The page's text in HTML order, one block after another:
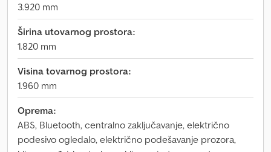
3.920 mm
Širina utovarnog prostora:
1.820 mm
Visina tovarnog prostora:
1.960 mm
Oprema:
ABS, Bluetooth, centralno zaključavanje, električno
podesivo ogledalo, električno podešavanje prozora,